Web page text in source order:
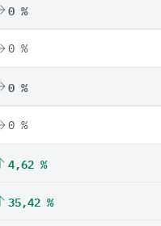
0 %
0 %
0 %
0 %
4,62 %
35,42 %